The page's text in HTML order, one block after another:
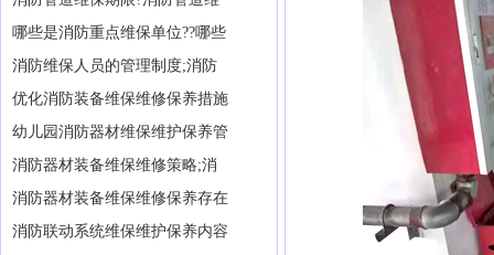
哪些是消防重点维保单位??哪些
消防维保人员的管理制度;消防
优化消防装备维保维修保养措施
幼儿园消防器材维保维护保养管
消防器材装备维保维修策略;消
消防器材装备维保维修保养存在
消防联动系统维保维护保养内容